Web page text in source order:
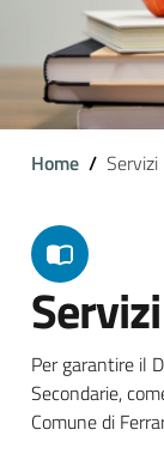
Home
Per garantire il
Secondarie,
Comune di